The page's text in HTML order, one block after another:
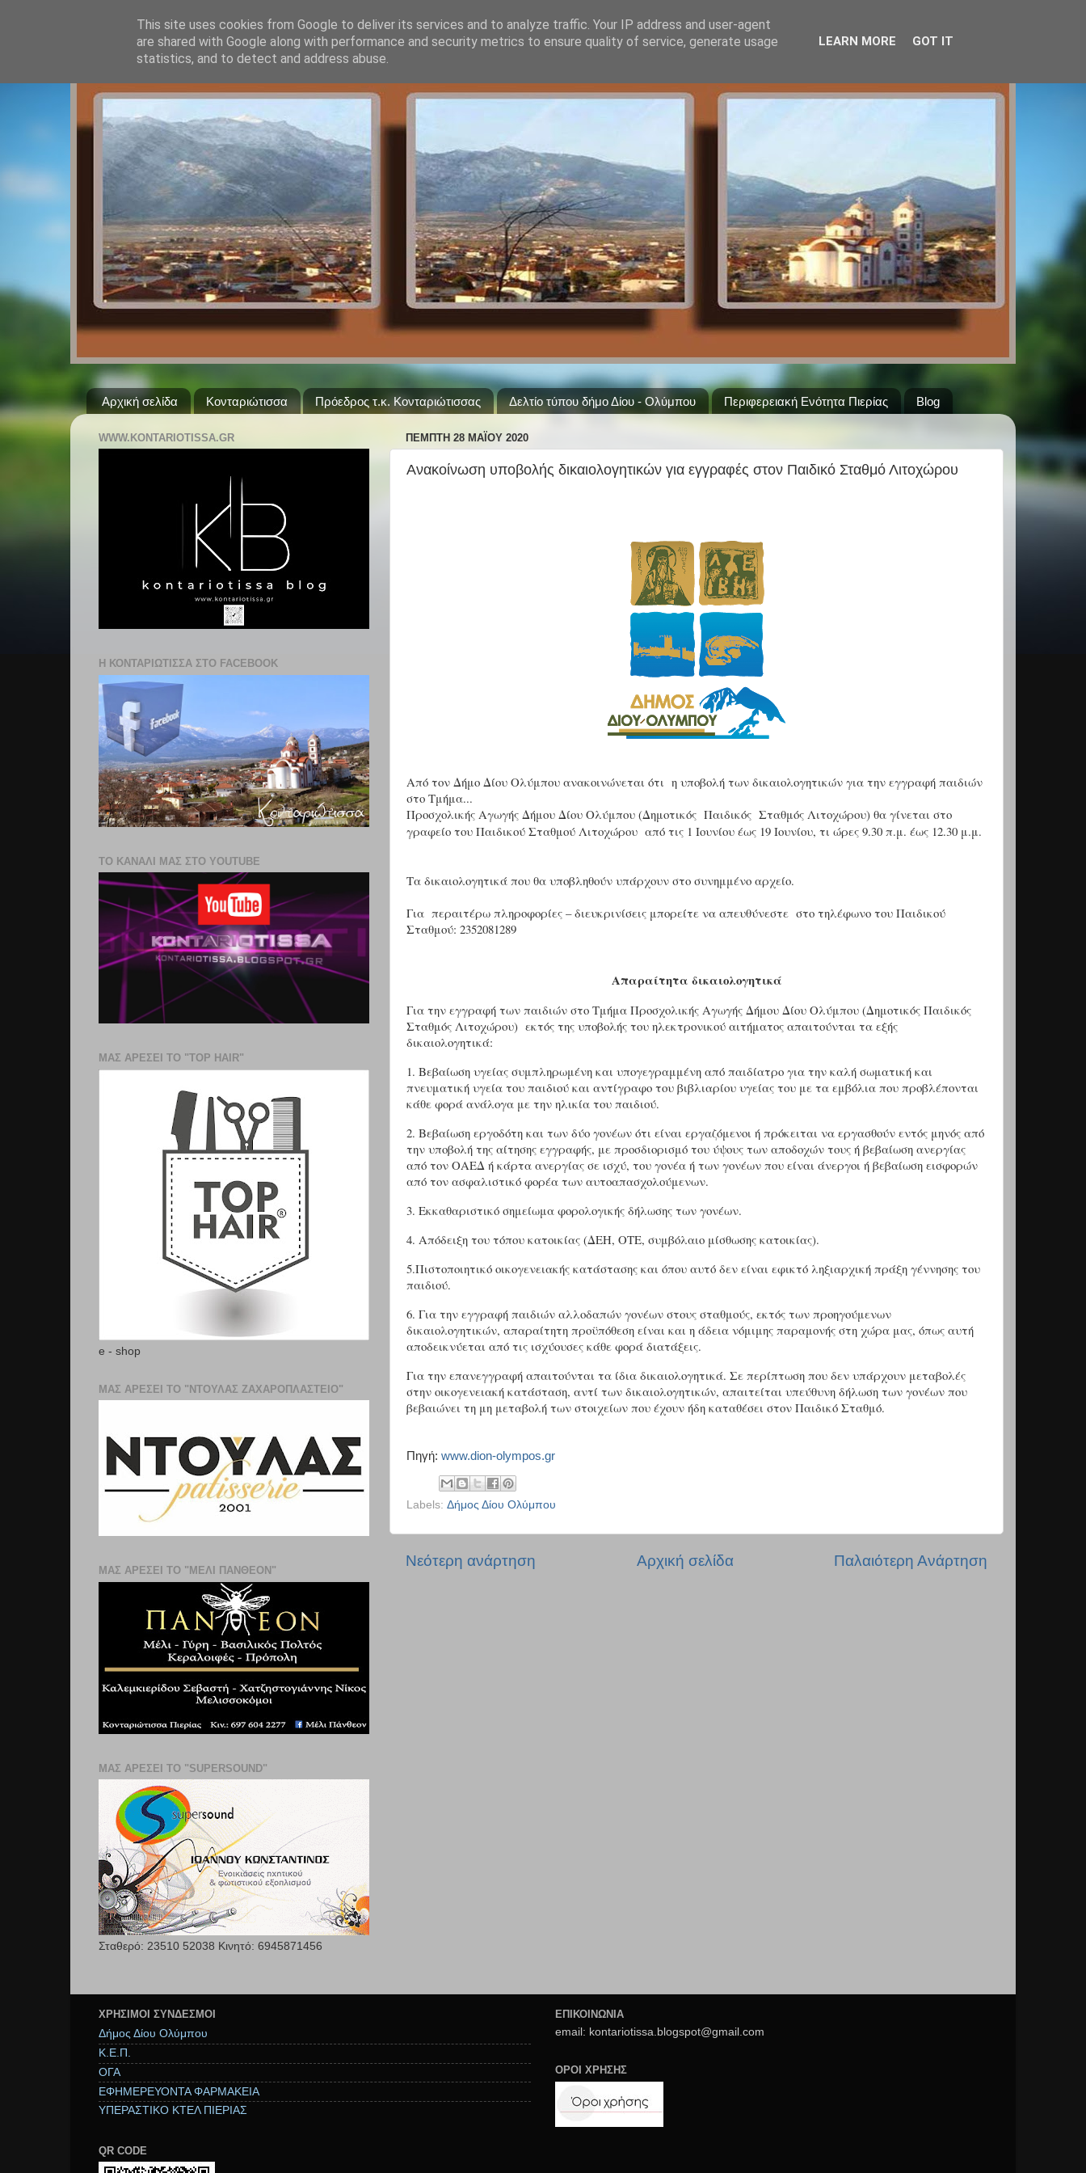
Αρχική σελίδα Κονταριώτισσα Πρόεδρος τ.κ. Κονταριώτισσας Δελτίο τύπου δήμο Δίου - Ολύμπου Περιφερειακή Ενότητα Πιερίας Blog
ΠΈΜΠΤΗ 28 ΜΑΪ́ΟΥ 2020
Ανακοίνωση υποβολής δικαιολογητικών για εγγραφές στον Παιδικό Σταθμό Λιτοχώρου
Από τον Δήμο Δίου Ολύμπου ανακοινώνεται ότι η υποβολή των δικαιολογητικών για την εγγραφή παιδιών
στο Τμήμα...
Προσχολικής Αγωγής Δήμου Δίου Ολύμπου (Δημοτικός Παιδικός Σταθμός Λιτοχώρου) θα γίνεται στο
γραφείο του Παιδικού Σταθμού Λιτοχώρου από τις 1 Ιουνίου έως 19 Ιουνίου, τι ώρες 9.30 π.μ. έως 12.30 μ.μ.
Τα δικαιολογητικά που θα υποβληθούν υπάρχουν στο συνημμένο αρχείο.
Για περαιτέρω πληροφορίες – διευκρινίσεις μπορείτε να απευθύνεστε στο τηλέφωνο του Παιδικού
Σταθμού: 2352081289
Απαραίτητα δικαιολογητικά
Για την εγγραφή των παιδιών στο Τμήμα Προσχολικής Αγωγής Δήμου Δίου Ολύμπου (Δημοτικός Παιδικός
Σταθμός Λιτοχώρου) εκτός της υποβολής του ηλεκτρονικού αιτήματος απαιτούνται τα εξής
δικαιολογητικά:
1. Βεβαίωση υγείας συμπληρωμένη και υπογεγραμμένη από παιδίατρο για την καλή σωματική και
πνευματική υγεία του παιδιού και αντίγραφο του βιβλιαρίου υγείας του με τα εμβόλια που προβλέπονται
κάθε φορά ανάλογα με την ηλικία του παιδιού.
2. Βεβαίωση εργοδότη και των δύο γονέων ότι είναι εργαζόμενοι ή πρόκειται να εργασθούν εντός μηνός από
την υποβολή της αίτησης εγγραφής, με προσδιορισμό του ύψους των αποδοχών τους ή βεβαίωση ανεργίας
από τον ΟΑΕΔ ή κάρτα ανεργίας σε ισχύ, του γονέα ή των γονέων που είναι άνεργοι ή βεβαίωση εισφορών
από τον ασφαλιστικό φορέα των αυτοαπασχολούμενων.
3. Εκκαθαριστικό σημείωμα φορολογικής δήλωσης των γονέων.
4. Απόδειξη του τόπου κατοικίας (ΔΕΗ, ΟΤΕ, συμβόλαιο μίσθωσης κατοικίας).
5.Πιστοποιητικό οικογενειακής κατάστασης και όπου αυτό δεν είναι εφικτό ληξιαρχική πράξη γέννησης του
παιδιού.
6. Για την εγγραφή παιδιών αλλοδαπών γονέων στους σταθμούς, εκτός των προηγούμενων
δικαιολογητικών, απαραίτητη προϋπόθεση είναι και η άδεια νόμιμης παραμονής στη χώρα μας, όπως αυτή
αποδεικνύεται από τις ισχύουσες κάθε φορά διατάξεις.
Για την επανεγγραφή απαιτούνται τα ίδια δικαιολογητικά. Σε περίπτωση που δεν υπάρχουν μεταβολές
στην οικογενειακή κατάσταση, αντί των δικαιολογητικών, απαιτείται υπεύθυνη δήλωση των γονέων που
βεβαιώνει τη μη μεταβολή των στοιχείων που έχουν ήδη καταθέσει στον Παιδικό Σταθμό.
Πηγή: www.dion-olympos.gr
Labels: Δήμος Δίου Ολύμπου
Νεότερη ανάρτηση Παλαιότερη Ανάρτηση
Αρχική σελίδα
WWW.KONTARIOTISSA.GR
Η ΚΟΝΤΑΡΙΩΤΙΣΣΑ ΣΤΟ FACEBOOK
ΤΟ ΚΑΝΑΛΙ ΜΑΣ ΣΤΟ YOUTUBE
ΜΑΣ ΑΡΕΣΕΙ ΤΟ "TOP HAIR"
e - shop
ΜΑΣ ΑΡΕΣΕΙ ΤΟ "ΝΤΟΥΛΑΣ ΖΑΧΑΡΟΠΛΑΣΤΕΊΟ"
ΜΑΣ ΑΡΕΣΕΙ ΤΟ "ΜΕΛΙ ΠΑΝΘΕΟΝ"
ΜΑΣ ΑΡΕΣΕΙ ΤΟ "SUPERSOUND"
Σταθερό: 23510 52038 Κινητό: 6945871456
ΧΡΉΣΙΜΟΙ ΣΥΝΔΕΣΜΟΙ
Δήμος Δίου Ολύμπου
Κ.Ε.Π.
ΟΓΑ
ΕΦΗΜΕΡΕΥΟΝΤΑ ΦΑΡΜΑΚΕΙΑ
ΥΠΕΡΑΣΤΙΚΟ ΚΤΕΛ ΠΙΕΡΙΑΣ
QR CODE
ΕΠΙΚΟΙΝΩΝΙΑ
email: kontariotissa.blogspot@gmail.com
ΟΡΟΙ ΧΡΗΣΗΣ
This site uses cookies from Google to deliver its services and to analyze traffic. Your IP address and user-agent
are shared with Google along with performance and security metrics to ensure quality of service, generate usage
statistics, and to detect and address abuse.
LEARN MORE GOT IT